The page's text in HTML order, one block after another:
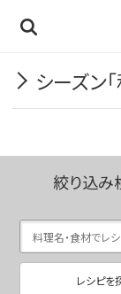
シーズン
絞り込み
レシピを